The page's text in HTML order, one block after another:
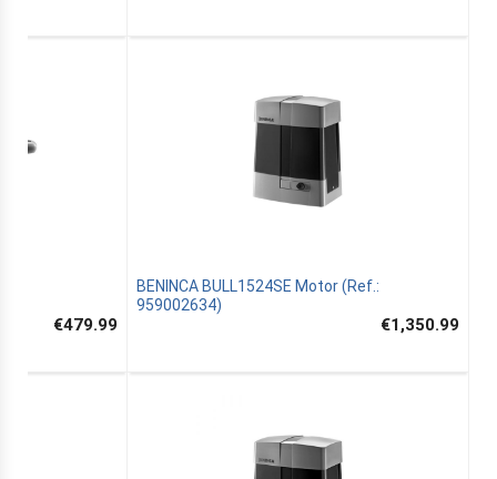
€479.99
BENINCA BULL1524SE Motor (Ref.:
959002634)
€1,350.99